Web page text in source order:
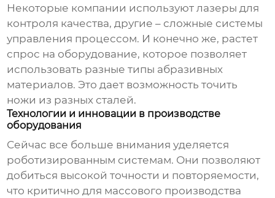
Некоторые компании используют лазеры для
контроля качества, другие – сложные системы
управления процессом. И конечно же, растет
спрос на оборудование, которое позволяет
использовать разные типы абразивных
материалов. Это дает возможность точить
ножи из разных сталей.
Технологии и инновации в производстве
оборудования
Сейчас все больше внимания уделяется
роботизированным системам. Они позволяют
добиться высокой точности и повторяемости,
что критично для массового производства